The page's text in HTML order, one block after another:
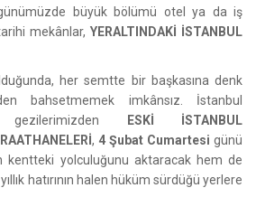
büyük bölümü otel ya da iş
mekânlar, YERALTINDAKİ İSTANBUL
her semtte bir başkasına denk
bahsetmemek imkânsız. İstanbul
ESKİ İSTANBUL
, 4 Şubat Cumartesi günü
kentteki yolculuğunu aktaracak hem de
hatırının halen hüküm sürdüğü yerlere